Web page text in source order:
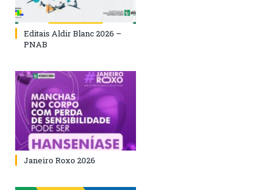
Editais Aldir Blanc 2026 –
PNAB
Janeiro Roxo 2026